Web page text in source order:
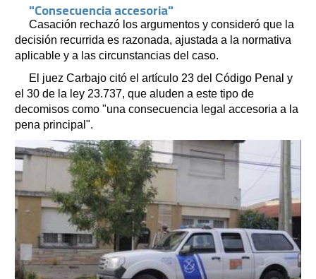
"Consecuencia accesoria"
Casación rechazó los argumentos y consideró que la
decisión recurrida es razonada, ajustada a la normativa
aplicable y a las circunstancias del caso.
El juez Carbajo citó el artículo 23 del Código Penal y
el 30 de la ley 23.737, que aluden a este tipo de
decomisos como "una consecuencia legal accesoria a la
pena principal".